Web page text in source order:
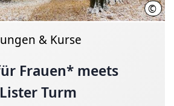
©
& Kurse
Frauen* meets
Turm